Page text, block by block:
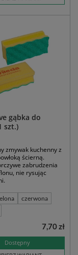
gąbka do
szt.)
zmywak kuchenny z
ścierną.
zabrudzenia
nie rysując
czerwona
Dostępny
7,70 zł